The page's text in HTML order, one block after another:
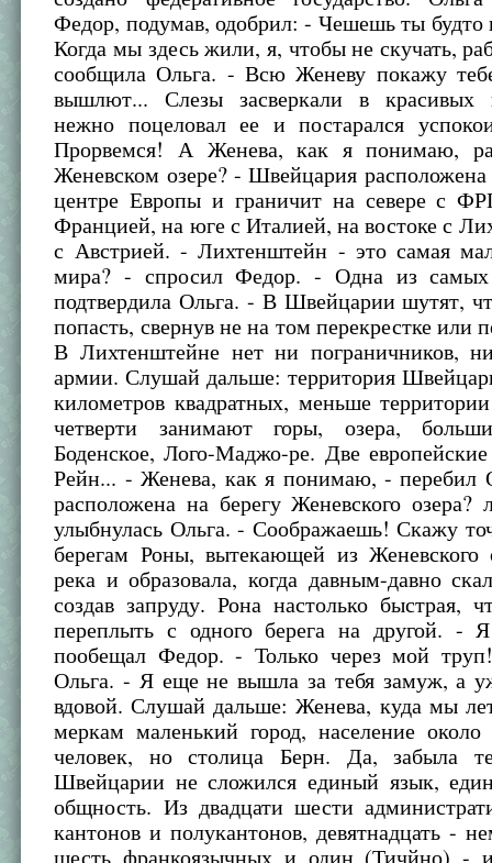
Федор, подумав, одобрил: - Чешешь ты
Когда мы здесь жили, я, чтобы не скучать,
сообщила Ольга. - Всю Женеву покажу
вышлют... Слезы засверкали в красивых
нежно поцеловал ее и постарался
Прорвемся! А Женева, как я понимаю,
Женевском озере? - Швейцария
центре Европы и граничит на севере с
Францией, на юге с Италией, на востоке с
с Австрией. - Лихтенштейн - это самая
мира? - спросил Федор. - Одна из
подтвердила Ольга. - В Швейцарии шутят,
попасть, свернув не на том перекрестке или
В Лихтенштейне нет ни пограничников,
армии. Слушай дальше: территория
километров квадратных, меньше
четверти занимают горы, озера,
Боденское, Лого-Маджо-ре. Две
Рейн... - Женева, как я понимаю, - перебил
расположена на берегу Женевского
улыбнулась Ольга. - Соображаешь! Скажу
берегам Роны, вытекающей из Женевского
река и образовала, когда давным-давно
создав запруду. Рона настолько быстрая,
переплыть с одного берега на другой. -
пообещал Федор. - Только через мой
Ольга. - Я еще не вышла за тебя замуж, а
вдовой. Слушай дальше: Женева, куда мы
меркам маленький город, население около
человек, но столица Берн. Да, забыла
Швейцарии не сложился единый язык,
общность. Из двадцати шести
кантонов и полукантонов, девятнадцать -
шесть франкоязычных и один (Тичйно) -